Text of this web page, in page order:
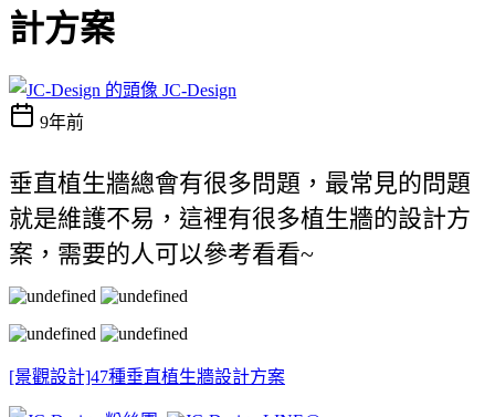
計方案
JC-Design
9年前
垂直植生牆總會有很多問題，最常見的問題
就是維護不易，這裡有很多植生牆的設計方
案，需要的人可以參考看看~
[景觀設計]47種垂直植生牆設計方案